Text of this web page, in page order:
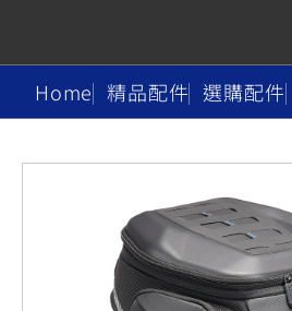
Hyper
Naked
YZF-R9
MT-
09
Sport Fashion
TMAX
CYGNUS
XR
Limi
125
CUXiE
追蹤愛車
我的愛車
Home 精品配件 選購配件